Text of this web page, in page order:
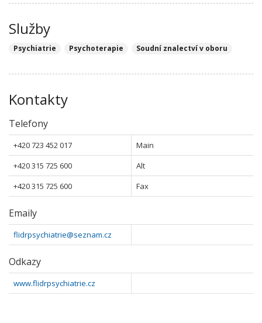
Služby
Psychiatrie Psychoterapie Soudní znalectví v oboru
Kontakty
Telefony
+420 723 452 017
Main
+420 315 725 600
Alt
+420 315 725 600
Fax
Emaily
flidrpsychiatrie@seznam.cz
Odkazy
www.flidrpsychiatrie.cz